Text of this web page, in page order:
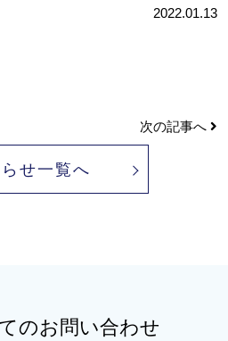
2022.01.13
次の記事へ
せ一覧へ
のお問い合わせ